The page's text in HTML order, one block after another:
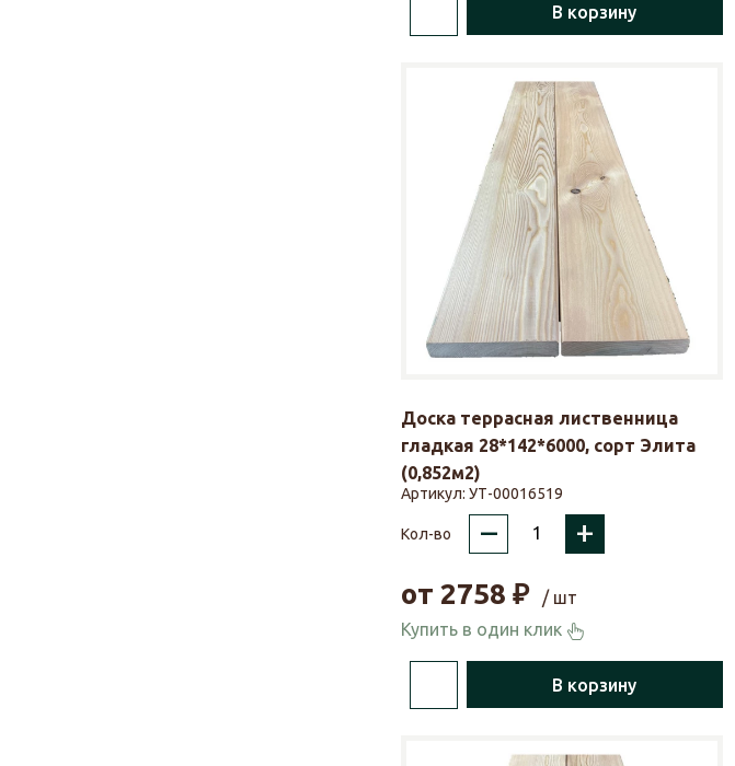
В корзину
Доска террасная лиственница
гладкая 28*142*6000, сорт Элита
(0,852м2)
Артикул: УТ-00016519
Кол-во – +
от 2758 ₽
/ шт
Купить в один клик
В корзину